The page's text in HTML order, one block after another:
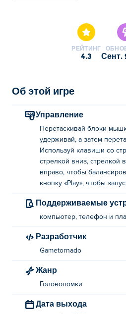
РЕЙТИНГ
4.3
Об этой игре
Управление
Перетаскивай блоки
удерживай, а затем
Используй клавиши со
стрелкой вниз, стрелкой
вправо, чтобы
кнопку «Play», чтобы
Поддерживаемые
компьютер, телефон и
Разработчик
Gametornado
Жанр
Головоломки
Дата выхода